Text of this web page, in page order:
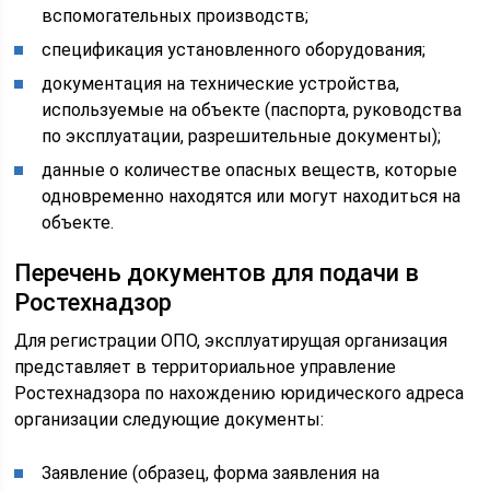
вспомогательных производств;
спецификация установленного оборудования;
документация на технические устройства,
используемые на объекте (паспорта, руководства
по эксплуатации, разрешительные документы);
данные о количестве опасных веществ, которые
одновременно находятся или могут находиться на
объекте.
Перечень документов для подачи в
Ростехнадзор
Для регистрации ОПО, эксплуатирущая организация
представляет в территориальное управление
Ростехнадзора по нахождению юридического адреса
организации следующие документы:
Заявление (образец, форма заявления на